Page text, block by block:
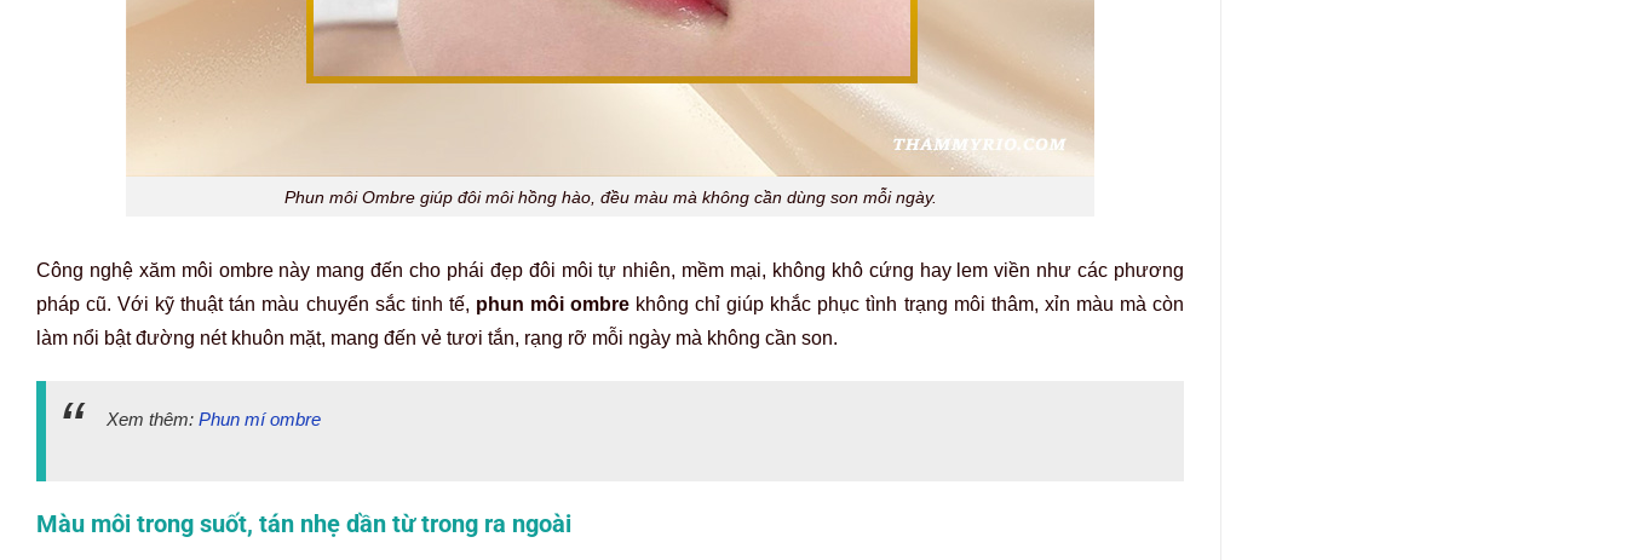
Phun môi Ombre giúp đôi môi hồng hào, đều màu mà không cần dùng son mỗi ngày.
Công nghệ xăm môi ombre này mang đến cho phái đẹp đôi môi tự nhiên, mềm mại, không khô cứng hay lem viền như các phương
pháp cũ. Với kỹ thuật tán màu chuyển sắc tinh tế, phun môi ombre không chỉ giúp khắc phục tình trạng môi thâm, xỉn màu mà còn
làm nổi bật đường nét khuôn mặt, mang đến vẻ tươi tắn, rạng rỡ mỗi ngày mà không cần son.
Xem thêm: Phun mí ombre
Màu môi trong suốt, tán nhẹ dần từ trong ra ngoài